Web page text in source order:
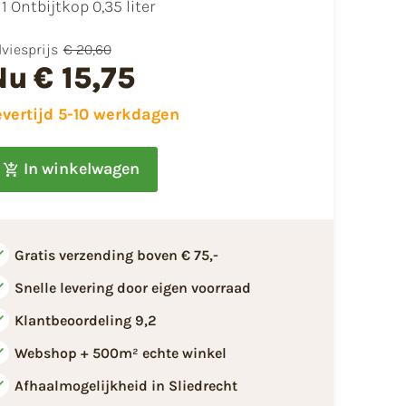
​1 Ontbijtkop 0,35 liter
€ 20,60
€ 15,75
5-10 werkdagen
In winkelwagen
Gratis verzending boven € 75,-
Snelle levering door eigen voorraad
Klantbeoordeling 9,2
Webshop + 500m² echte winkel
Afhaalmogelijkheid in Sliedrecht